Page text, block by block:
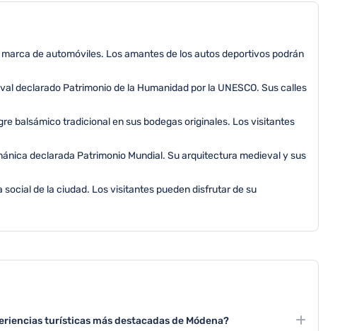
de automóviles. Los amantes de los autos deportivos podrán
declarado Patrimonio de la Humanidad por la UNESCO. Sus calles
balsámico tradicional en sus bodegas originales. Los visitantes
declarada Patrimonio Mundial. Su arquitectura medieval y sus
de la ciudad. Los visitantes pueden disfrutar de su
turísticas más destacadas de Módena?